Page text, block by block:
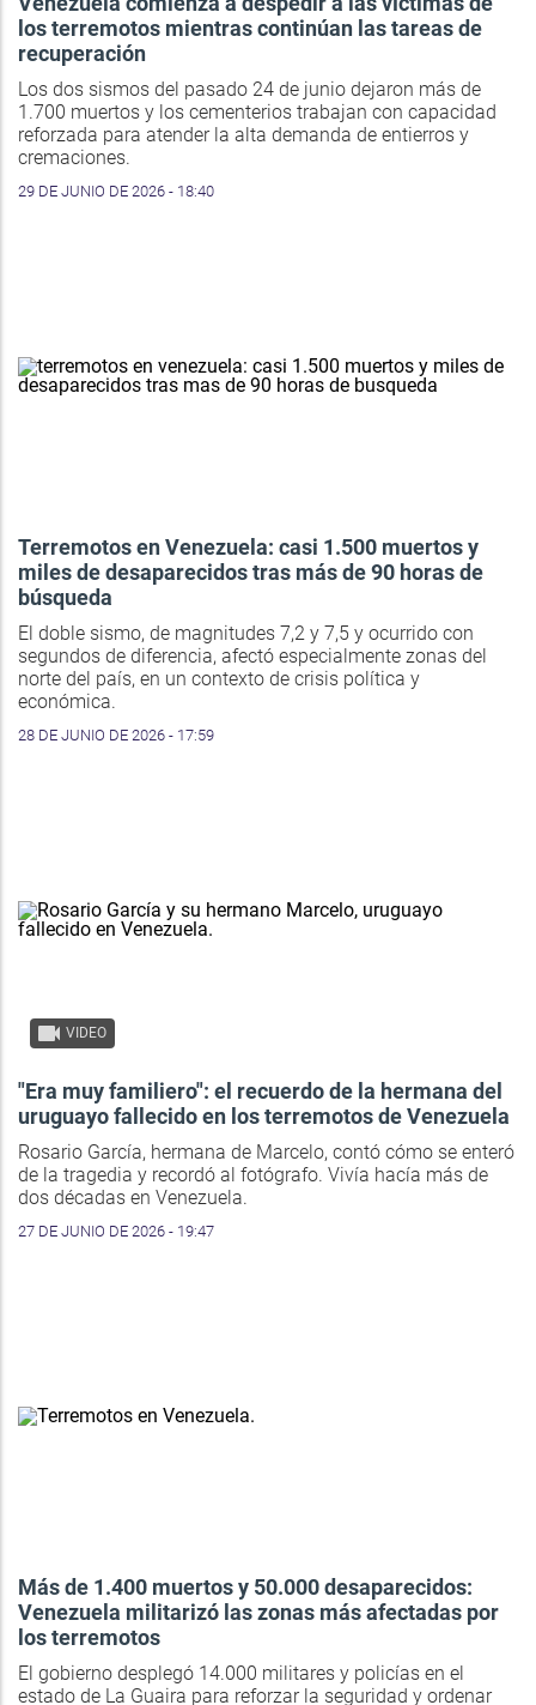
los terremotos mientras continúan las tareas de
recuperación
Los dos sismos del pasado 24 de junio dejaron más de
1.700 muertos y los cementerios trabajan con capacidad
reforzada para atender la alta demanda de entierros y
cremaciones.
29 DE JUNIO DE 2026 - 18:40
Terremotos en Venezuela: casi 1.500 muertos y
miles de desaparecidos tras más de 90 horas de
búsqueda
El doble sismo, de magnitudes 7,2 y 7,5 y ocurrido con
segundos de diferencia, afectó especialmente zonas del
norte del país, en un contexto de crisis política y
económica.
28 DE JUNIO DE 2026 - 17:59
VIDEO
"Era muy familiero": el recuerdo de la hermana del
uruguayo fallecido en los terremotos de Venezuela
Rosario García, hermana de Marcelo, contó cómo se enteró
de la tragedia y recordó al fotógrafo. Vivía hacía más de
dos décadas en Venezuela.
27 DE JUNIO DE 2026 - 19:47
Más de 1.400 muertos y 50.000 desaparecidos:
Venezuela militarizó las zonas más afectadas por
los terremotos
El gobierno desplegó 14.000 militares y policías en el
estado de La Guaira para reforzar la seguridad y ordenar